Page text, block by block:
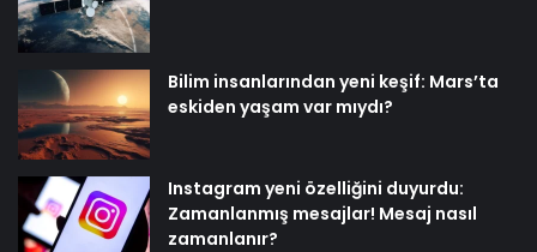
Bilim insanlarından yeni keşif: Mars’ta
eskiden yaşam var mıydı?
Instagram yeni özelliğini duyurdu:
Zamanlanmış mesajlar! Mesaj nasıl
zamanlanır?